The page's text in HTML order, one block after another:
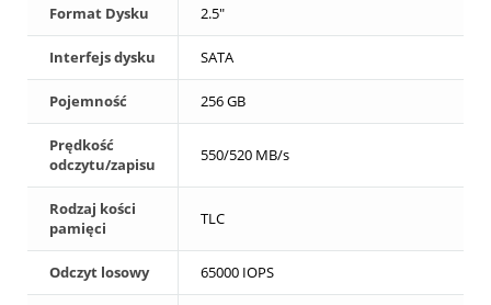
Format Dysku 2.5"
Interfejs dysku SATA
Pojemność 256 GB
Prędkość
odczytu/zapisu
550/520 MB/s
Rodzaj kości
pamięci
TLC
Odczyt losowy 65000 IOPS